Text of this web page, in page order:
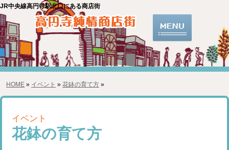
JR中央線高円寺駅北口にある商店街
HOME » イベント » 花鉢の育て方»
イベント
花鉢の育て方